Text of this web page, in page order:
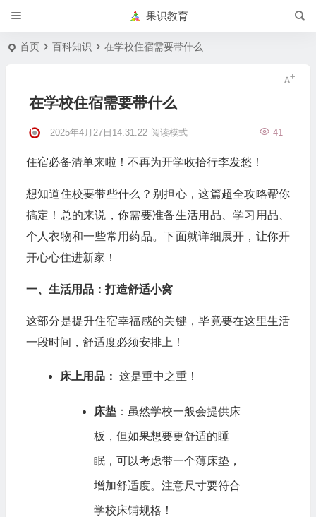
果识教育
首页 百科知识 在学校住宿需要带什么
在学校住宿需要带什么
2025年4月27日14:31:22 41
阅读模式
住宿必备清单来啦！不再为开学收拾行李发愁！
想知道住校要带些什么？别担心，这篇超全攻略帮你
搞定！总的来说，你需要准备生活用品、学习用品、
个人衣物和一些常用药品。下面就详细展开，让你开
开心心住进新家！
一、生活用品：打造舒适小窝
这部分是提升住宿幸福感的关键，毕竟要在这里生活
一段时间，舒适度必须安排上！
床上用品： 这是重中之重！
床垫：虽然学校一般会提供床
板，但如果想要更舒适的睡
眠，可以考虑带一个薄床垫，
增加舒适度。注意尺寸要符合
学校床铺规格！